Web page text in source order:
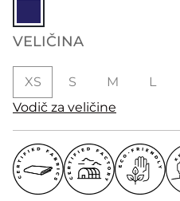
VELIČINA
XS S M L
Vodič za veličine